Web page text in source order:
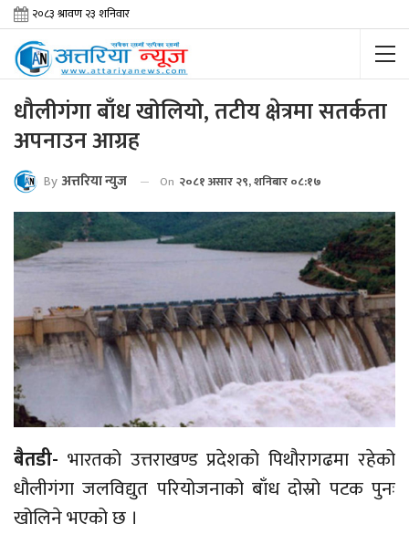
धौलीगंगा बाँध खोलियो, तटीय क्षेत्रमा सतर्कता
अपनाउन आग्रह
By अत्तरिया न्युज On २०८१ असार २९, शनिबार ०८:१७
बैतडी- भारतको उत्तराखण्ड प्रदेशको पिथौरागढमा रहेको
धौलीगंगा जलविद्युत परियोजनाको बाँध दोस्रो पटक पुनः
खोलिने भएको छ ।